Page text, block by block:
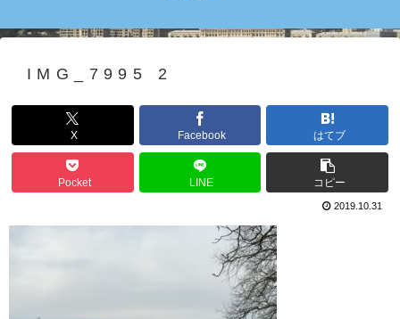
IMG_7995 2
X Facebook はてブ
Pocket LINE コピー
2019.10.31